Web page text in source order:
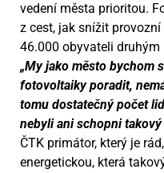
vedení města prioritou.
z cest, jak snížit
46.000 obyvateli
„My jako město bychom
fotovoltaiky poradit,
tomu dostatečný počet
nebyli ani schopni takový
ČTK primátor, který je
energetickou, která